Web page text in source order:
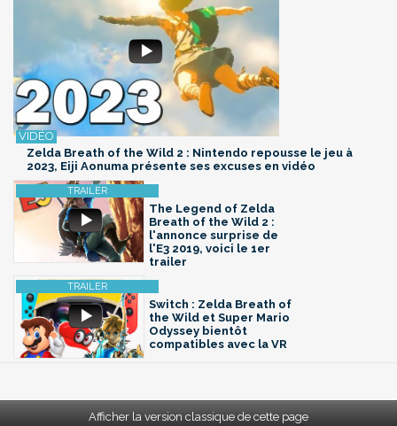
Zelda Breath of the Wild 2 : Nintendo repousse le jeu à
2023, Eiji Aonuma présente ses excuses en vidéo
The Legend of Zelda
Breath of the Wild 2 :
l'annonce surprise de
l'E3 2019, voici le 1er
trailer
Switch : Zelda Breath of
the Wild et Super Mario
Odyssey bientôt
compatibles avec la VR
Afficher la version classique de cette page